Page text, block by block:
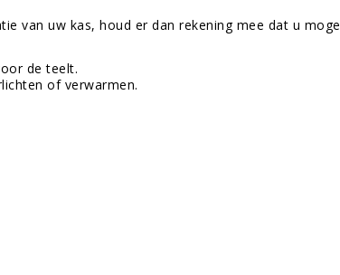
van uw kas, houd er dan rekening mee dat u
de teelt.
of verwarmen.